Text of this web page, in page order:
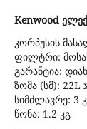
Kenwood
კორპუსის
ფილტრი:
გარანტია: დიახ
ზომა (სმ): 22L
სიმძლავრე: 3
წონა: 1.2 კგ